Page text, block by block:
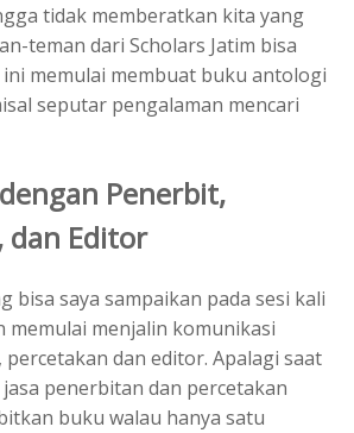
tidak memberatkan kita yang
teman dari Scholars Jatim bisa
memulai membuat buku antologi
seputar pengalaman mencari
Penerbit,
dan Editor
bisa saya sampaikan pada sesi kali
memulai menjalin komunikasi
dan editor. Apalagi saat
penerbitan dan percetakan
buku walau hanya satu